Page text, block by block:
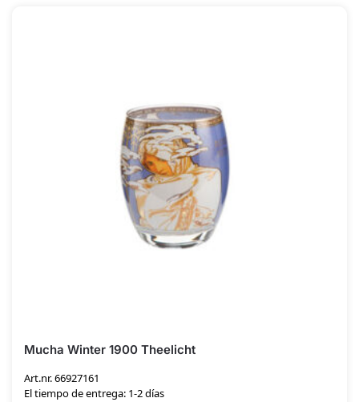
Mucha Winter 1900 Theelicht
Art.nr. 66927161
El tiempo de entrega: 1-2 días